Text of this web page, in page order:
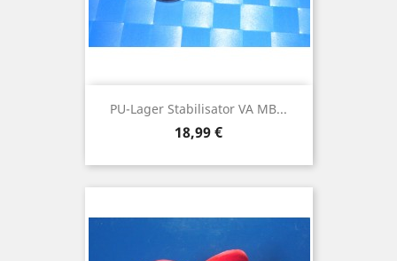
PU-Lager Stabilisator VA MB...
Preis
18,99 €